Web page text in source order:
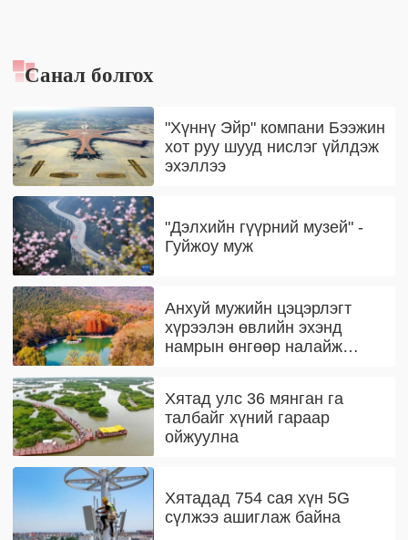
Санал болгох
"Хүннү Эйр" компани Бээжин
хот руу шууд нислэг үйлдэж
эхэллээ
"Дэлхийн гүүрний музей" -
Гуйжоу муж
Анхуй мужийн цэцэрлэгт
хүрээлэн өвлийн эхэнд
намрын өнгөөр налайж
Хятад улс 36 мянган га
талбайг хүний гараар
ойжуулна
Хятадад 754 сая хүн 5G
сүлжээ ашиглаж байна